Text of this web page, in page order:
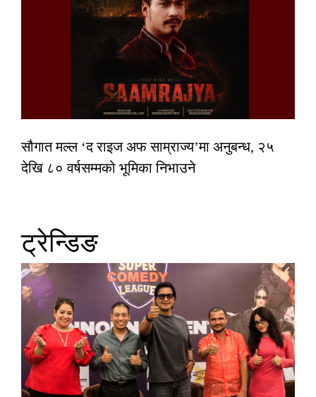
सौगात मल्ल ‘द राइज अफ साम्राज्य’मा अनुबन्ध, २५
देखि ८० वर्षसम्मको भूमिका निभाउने
ट्रेन्डिङ